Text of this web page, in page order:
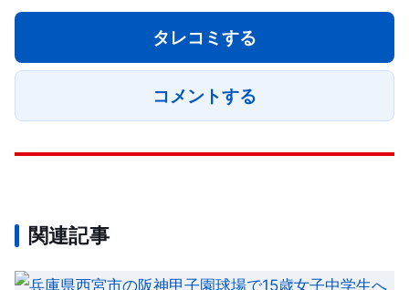
タレコミする
コメントする
関連記事